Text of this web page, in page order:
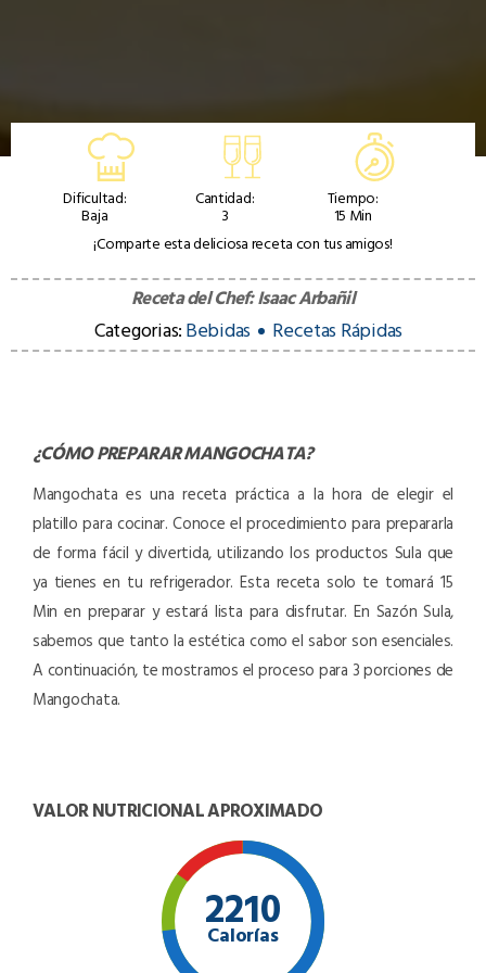
Dificultad:
Baja
Cantidad:
3
Tiempo:
15 Min
¡Comparte esta deliciosa receta con tus amigos!
Receta del Chef:Isaac Arbañil
Categorias:Bebidas Recetas Rápidas
¿CÓMO PREPARARMANGOCHATA?
Mangochata es una receta práctica a la hora de elegir el
platillo para cocinar. Conoce el procedimiento para prepararla
de forma fácil y divertida, utilizando los productos Sula que
ya tienes en tu refrigerador. Esta receta solo te tomará 15
Min en preparar y estará lista para disfrutar. En Sazón Sula,
sabemos que tanto la estética como el sabor son esenciales.
A continuación, te mostramos el proceso para 3 porciones de
Mangochata.
VALOR NUTRICIONAL APROXIMADO
2210
Calorías